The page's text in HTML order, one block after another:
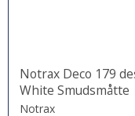
Notrax Deco 179
White Smudsmåtte
Notrax